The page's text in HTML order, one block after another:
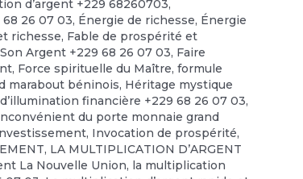
d’argent +229 68260703,
26 07 03, Énergie de richesse, Énergie
richesse, Fable de prospérité et
Argent +229 68 26 07 03, Faire
, Force spirituelle du Maître,formule
marabout béninois, Héritage mystique
financière +229 68 26 07 03,
du porte monnaie grand
, Invocation de prospérité,
, LA MULTIPLICATION D’ARGENT
La Nouvelle Union, la multiplication